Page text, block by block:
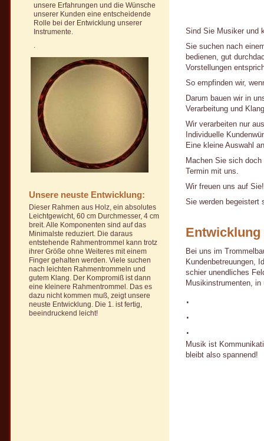
unsere Erfahrungen und die Wünsche
unserer Kunden eine entscheidende
Rolle bei der Entwicklung unserer
Instrumente.
.
Unsere neuste Entwicklung:
Dieser Rahmen aus Holz, ein absolutes
Leichtgewicht, 60 cm Durchmesser, 4 cm
breit. Alle Komponenten sind auf das
Minimalste reduziert. Die daraus
entstehende Rahmentrommel kann trotz
ihrer Größe ohne Weiteres mit einem
Finger gehalten werden. Viele suchen
nach leichten Rahmentrommeln und
gutem Klang. Der Kompromiß ist dann
eine kleinere Rahmentrommel. Das es
dazu nicht kommen muß, zeigt unsere
neuste Entwicklung. Die 1. ist fertig,
beeindruckend leicht!
Sind Sie Musiker und
Sie suchen nach
bedienen, gut
Vorstellungen
So empfinden wir,
Darum bauen wir in
Verarbeitung und
Wir verarbeiten nur
Individuelle
Eine kleine Auswahl
Machen Sie sich
Termin mit uns.
Wir freuen uns auf
Sie werden begeistert
Entwicklung
Bei uns im
Kundenbetreuungen,
schier unendliches
Musikinstrumenten,
.
.
.
Musik ist
bleibt also spannend!